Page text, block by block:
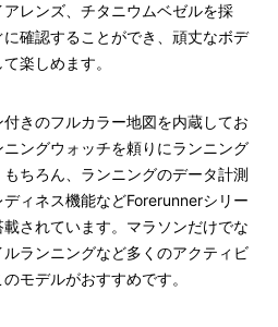
レンズ、チタニウムベゼルを採
確認することができ、頑丈なボデ
楽しめます。
きのフルカラー地図を内蔵してお
ングウォッチを頼りにランニング
ちろん、ランニングのデータ計測
ィネス機能などForerunnerシリー
されています。マラソンだけでな
ランニングなど多くのアクティビ
モデルがおすすめです。